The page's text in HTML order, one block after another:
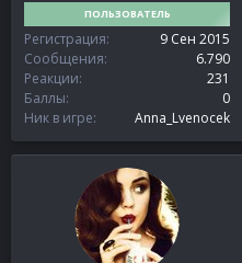
ПОЛЬЗОВАТЕЛЬ
Регистрация
9 Сен 2015
Сообщения
6.790
Реакции
231
Баллы
0
Ник в игре
Anna_Lvenocek